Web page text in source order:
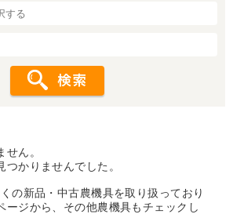
ん。
つかりませんでした。
の新品・中古農機具を取り扱っており
ージから、その他農機具もチェックし